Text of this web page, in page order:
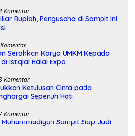
Komentar
Rupiah, Pengusaha di Sampit Ini
Serahkan Karya UMKM Kepada
Istiqlal Halal Expo
Komentar
Ketulusan Cinta pada
Sepenuh Hati
7 Komentar
Muhammadiyah Sampit Siap Jadi